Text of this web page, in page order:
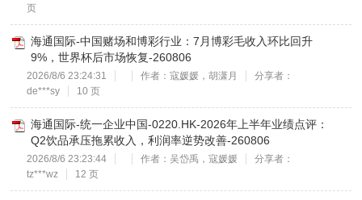
页
海通国际-中国赌场和博彩行业：7月博彩毛收入环比回升
9%，世界杯后市场恢复-260806
2026/8/6 23:24:31 作者：寇媛媛，胡潇月
分享者：
de***sy
10 页
海通国际-统一企业中国-0220.HK-2026年上半年业绩点评：
Q2饮品承压拖累收入，利润率逆势改善-260806
2026/8/6 23:23:44 作者：吴岱禹，寇媛媛
分享者：
tz***wz
12 页